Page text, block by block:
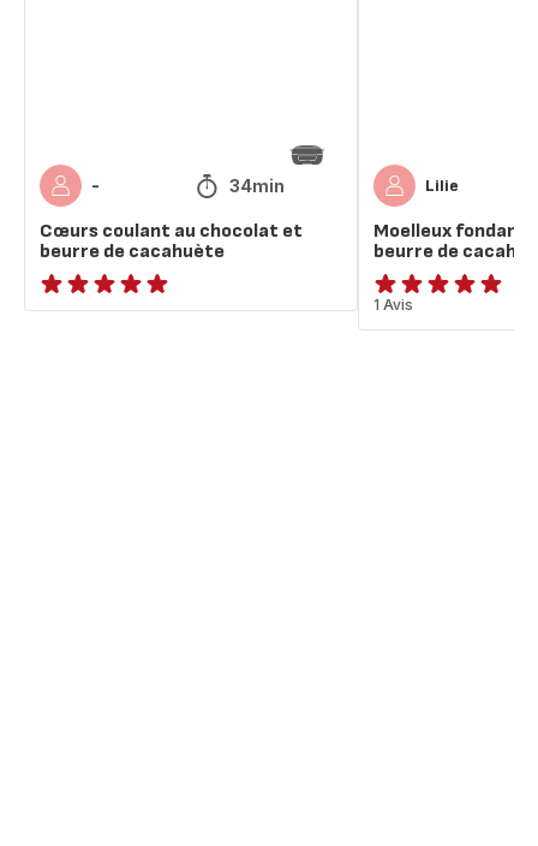
- 34min
Cœurs coulant au chocolat et
beurre de cacahuète
ratings.NaN
Lilie
Moelleux fondant
beurre de
Avis
5
1 Avis